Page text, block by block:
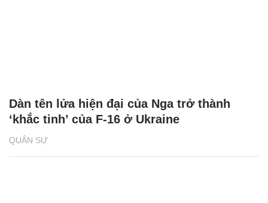
QUÂN SỰ
Dàn tên lửa hiện đại của Nga trở thành
‘khắc tinh’ của F-16 ở Ukraine